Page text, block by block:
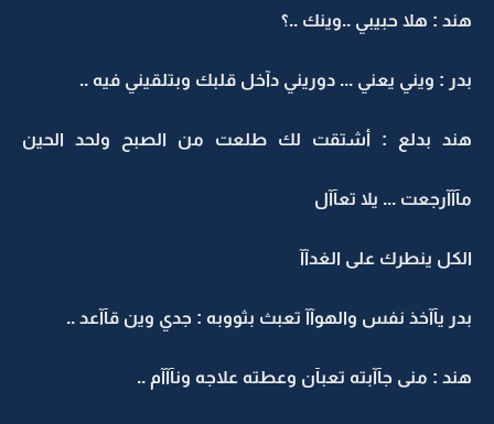
هند : هلا حبيبي ..وينك ..؟
بدر : ويني يعني ... دوريني دآخل قلبك وبتلقيني فيه ..
هند بدلع : أشتقت لك طلعت من الصبح ولحد الحين
مآآآرجعت ... يلا تعآآل
الكل ينطرك على الغدآآ
بدر يآآخذ نفس والهوآآ تعبث بثووبه : جدي وين قآآعد ..
هند : منى جآآبته تعبآن وعطته علاجه ونآآآم ..